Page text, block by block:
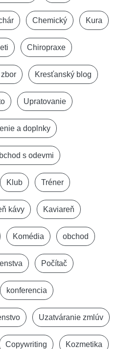
Chemický Kura
Chiropraxe
Kresťanský blog
Upratovanie
a doplnky
s odevmi
Klub Tréner
kávy Kaviareň
Komédia obchod
Počítač
konferencia
Uzatváranie zmlúv
Copywriting Kozmetika